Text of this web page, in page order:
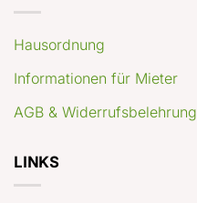
Hausordnung
Informationen für Mieter
AGB & Widerrufsbelehrung
LINKS